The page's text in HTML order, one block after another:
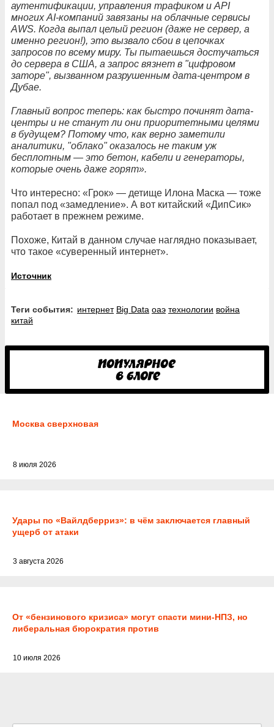
аутентификации, управления трафиком и API
многих AI-компаний завязаны на облачные сервисы
AWS. Когда выпал целый регион (даже не сервер, а
именно регион!), это вызвало сбои в цепочках
запросов по всему миру. Ты пытаешься достучаться
до сервера в США, а запрос вязнет в "цифровом
заторе", вызванном разрушенным дата-центром в
Дубае.
Главный вопрос теперь: как быстро починят дата-
центры и не станут ли они приоритетными целями
в будущем? Потому что, как верно заметили
аналитики, "облако" оказалось не таким уж
бесплотным — это бетон, кабели и генераторы,
которые очень даже горят».
Что интересно: «Грок» — детище Илона Маска — тоже
попал под «замедление». А вот китайский «ДипСик»
работает в прежнем режиме.
Похоже, Китай в данном случае наглядно показывает,
что такое «суверенный интернет».
Источник
Теги события: интернет Big Data оаэ технологии война
китай
Москва сверхновая
8 июля 2026
Удары по «Вайлдберриз»: в чём заключается главный
ущерб от атаки
3 августа 2026
От «бензинового кризиса» могут спасти мини-НПЗ, но
либеральная бюрократия против
10 июля 2026